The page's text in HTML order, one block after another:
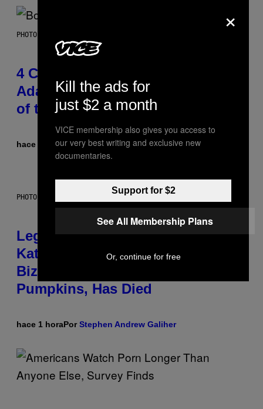
PHOTO BY FRANK MICELOTTA/IMAGEDIRECT
4 Classic Rock Bands That
Adapted to the New Rock Sound
of the 2000s
hace 53 minutosPorDan Milam
PHOTO BY DIMITRIOS KAMBOURIS/WIREIMAGE
Legendary Music Manager Peter
Katsis, Who Worked With Limp
Bizkit and The Smashing
Pumpkins, Has Died
hace 1 horaPorStephen Andrew Galiher
×
Kill the ads for
just $2 a month
VICE membership also gives you access to
our very best writing and exclusive new
documentaries.
Support for $2
See All Membership Plans
Or, continue for free